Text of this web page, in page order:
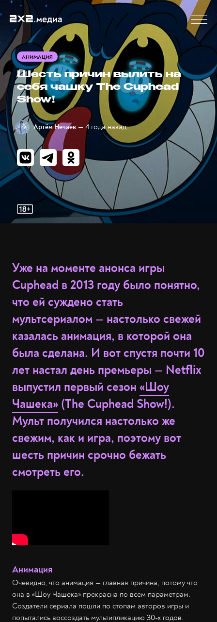
АНИМАЦИЯ
Шесть причин вылить на
себя чашку The Cuphead
Show!
Артём Нечаев — 4 года назад
Уже на моменте анонса игры
Cuphead в 2013 году было понятно,
что ей суждено стать
мультсериалом — настолько свежей
казалась анимация, в которой она
была сделана. И вот спустя почти 10
лет настал день премьеры — Netflix
выпустил первый сезон «Шоу
Чашека» (The Cuphead Show!).
Мульт получился настолько же
свежим, как и игра, поэтому вот
шесть причин срочно бежать
смотреть его.
Анимация
Очевидно, что анимация — главная причина, потому что
она в «Шоу Чашека» прекрасна по всем параметрам.
Создатели сериала пошли по стопам авторов игры и
попытались воссоздать мультипликацию 30-х годов.